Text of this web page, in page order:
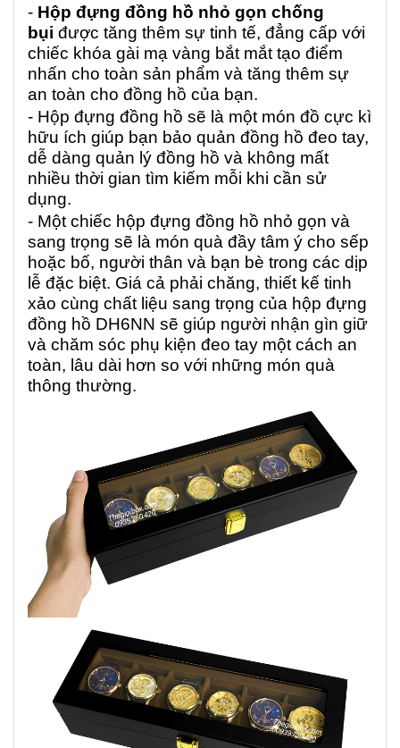
- Hộp đựng đồng hồ nhỏ gọn chống
bụi được tăng thêm sự tinh tế, đẳng cấp với
chiếc khóa gài mạ vàng bắt mắt tạo điểm
nhấn cho toàn sản phẩm và tăng thêm sự
an toàn cho đồng hồ của bạn.
- Hộp đựng đồng hồ sẽ là một món đồ cực kì
hữu ích giúp bạn bảo quản đồng hồ đeo tay,
dễ dàng quản lý đồng hồ và không mất
nhiều thời gian tìm kiếm mỗi khi cần sử
dụng.
- Một chiếc hộp đựng đồng hồ nhỏ gọn và
sang trọng sẽ là món quà đầy tâm ý cho sếp
hoặc bố, người thân và bạn bè trong các dịp
lễ đặc biệt. Giá cả phải chăng, thiết kế tinh
xảo cùng chất liệu sang trọng của hộp đựng
đồng hồ DH6NN sẽ giúp người nhận gìn giữ
và chăm sóc phụ kiện đeo tay một cách an
toàn, lâu dài hơn so với những món quà
thông thường.